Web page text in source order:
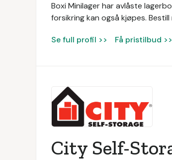
Boxi Minilager har avlåste
forsikring kan også kjøpes.
Se full profil >> Få pristilbud >>
City Self-